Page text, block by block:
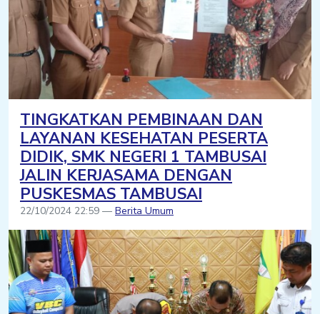
TINGKATKAN PEMBINAAN DAN
LAYANAN KESEHATAN PESERTA
DIDIK, SMK NEGERI 1 TAMBUSAI
JALIN KERJASAMA DENGAN
PUSKESMAS TAMBUSAI
22/10/2024 22:59 — Berita Umum